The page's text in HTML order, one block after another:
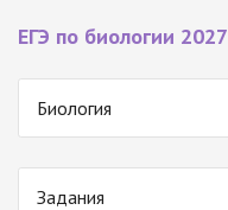
ЕГЭ по биологии 2027
Биология
Задания